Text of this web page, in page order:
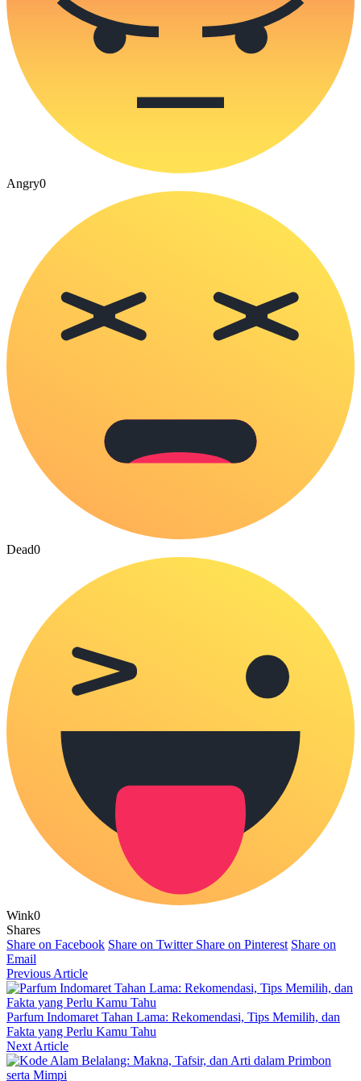
Angry0
Dead0
Wink0
Shares
Share on Facebook Share on Twitter Share on Pinterest Share on
Email
Previous Article
Parfum Indomaret Tahan Lama: Rekomendasi, Tips Memilih, dan
Fakta yang Perlu Kamu Tahu
Next Article